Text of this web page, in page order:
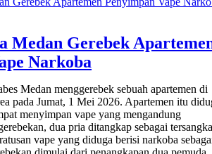
Medan Gerebek
Narkoba
Medan menggerebek sebuah apartemen di
pada Jumat, 1 Mei 2026. Apartemen itu
menyimpan vape yang mengandung
dua pria ditangkap sebagai
vape yang diduga berisi narkoba